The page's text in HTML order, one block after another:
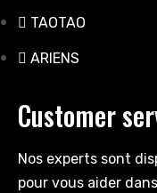
TAOTAO
ARIENS
Customer
Nos experts sont
pour vous aider